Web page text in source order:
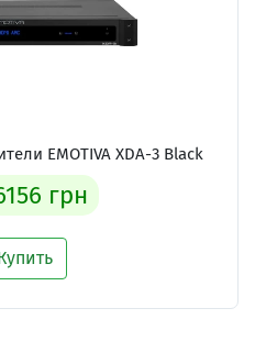
EMOTIVA XDA-3 Black
грн